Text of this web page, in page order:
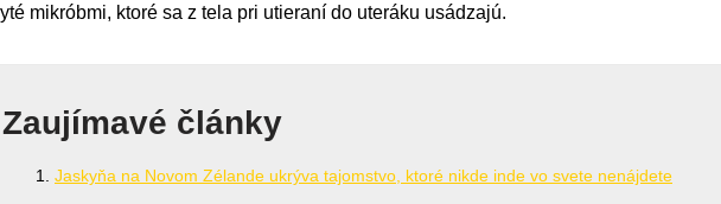
mikróbmi, ktoré sa z tela pri utieraní do uteráku usádzajú.
Zaujímavé články
Jaskyňa na Novom Zélande ukrýva tajomstvo, ktoré nikde inde vo svete nenájdete